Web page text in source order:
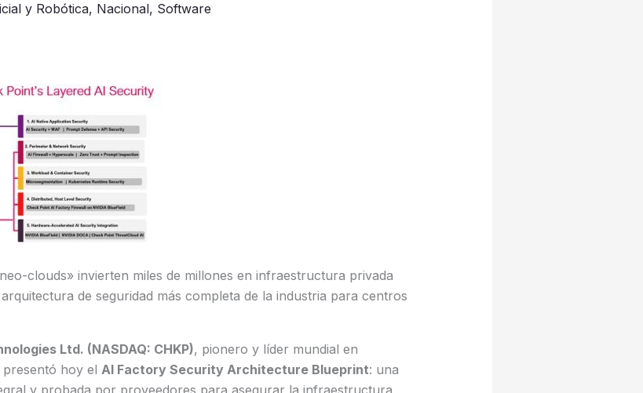
y Robótica, Nacional, Software
clouds» invierten miles de millones en infraestructura privada
de seguridad más completa de la industria para centros
Ltd. (NASDAQ: CHKP), pionero y líder mundial en
hoy el AI Factory Security Architecture Blueprint: una